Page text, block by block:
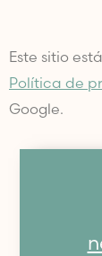
Este sitio
Política de
Google.